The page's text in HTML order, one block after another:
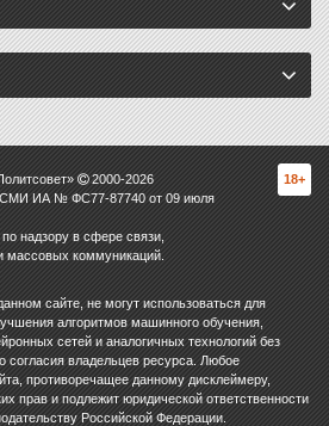
2000-2026
СМИ ИА № ФС77-87740 от 09 июля
надзору в сфере связи,
массовых коммуникаций.
18+
сайте, не могут использоваться для
алгоритмов машинного обучения,
сетей и аналогичных технологий без
согласия владельцев ресурса. Любое
противоречащее данному дисклеймеру,
прав и подлежит юридической ответственности
Российской Федерации.